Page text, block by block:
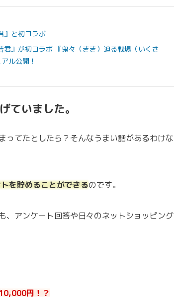
』と初コラボ
』が初コラボ 『鬼々（きき）迫る戦場（いくさ
ル公開！
ていました。
ってたとしたら？そんなうまい話があるわけな
を貯めることができるのです。
、アンケート回答や日々のネットショッピング
円！？